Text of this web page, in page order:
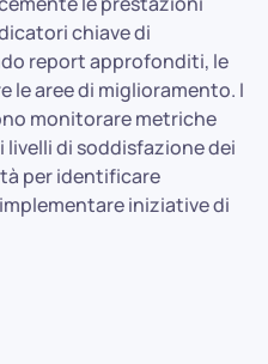
chiave di
report approfonditi, le
le aree di miglioramento. I
monitorare metriche
di soddisfazione dei
per identificare
iniziative di